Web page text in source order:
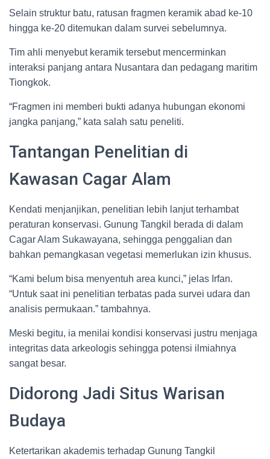
Selain struktur batu, ratusan fragmen keramik abad ke-10
hingga ke-20 ditemukan dalam survei sebelumnya.
Tim ahli menyebut keramik tersebut mencerminkan
interaksi panjang antara Nusantara dan pedagang maritim
Tiongkok.
“Fragmen ini memberi bukti adanya hubungan ekonomi
jangka panjang,” kata salah satu peneliti.
Tantangan Penelitian di
Kawasan Cagar Alam
Kendati menjanjikan, penelitian lebih lanjut terhambat
peraturan konservasi. Gunung Tangkil berada di dalam
Cagar Alam Sukawayana, sehingga penggalian dan
bahkan pemangkasan vegetasi memerlukan izin khusus.
“Kami belum bisa menyentuh area kunci,” jelas Irfan.
“Untuk saat ini penelitian terbatas pada survei udara dan
analisis permukaan.” tambahnya.
Meski begitu, ia menilai kondisi konservasi justru menjaga
integritas data arkeologis sehingga potensi ilmiahnya
sangat besar.
Didorong Jadi Situs Warisan
Budaya
Ketertarikan akademis terhadap Gunung Tangkil